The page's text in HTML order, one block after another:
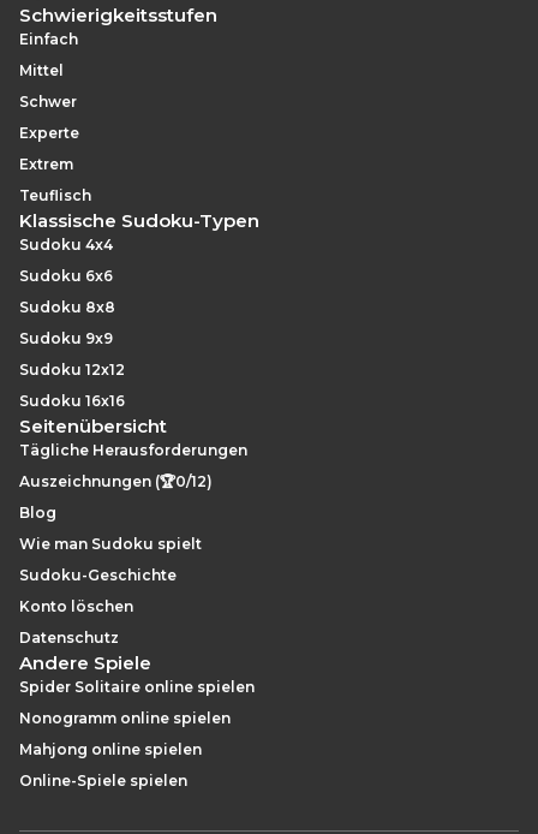
Schwierigkeitsstufen
Einfach
Mittel
Schwer
Experte
Extrem
Teuflisch
Klassische Sudoku-Typen
Sudoku 4x4
Sudoku 6x6
Sudoku 8x8
Sudoku 9x9
Sudoku 12x12
Sudoku 16x16
Seitenübersicht
Tägliche Herausforderungen
Auszeichnungen (🏆0/12)
Blog
Wie man Sudoku spielt
Sudoku-Geschichte
Konto löschen
Datenschutz
Andere Spiele
Spider Solitaire online spielen
Nonogramm online spielen
Mahjong online spielen
Online-Spiele spielen